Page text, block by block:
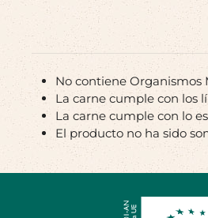
No contiene
La carne cumple con los
La carne cumple con lo
El producto no ha sido